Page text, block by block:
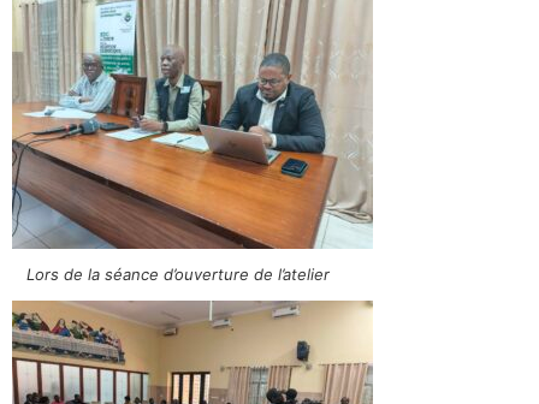
Lors de la séance d’ouverture de l’atelier